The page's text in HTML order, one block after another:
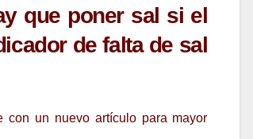
que poner sal si el
de falta de sal
con un nuevo artículo para mayor